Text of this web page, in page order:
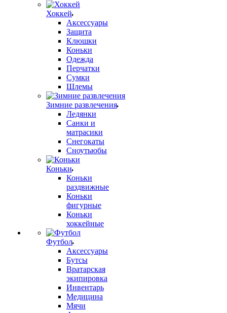
Хоккей
Аксессуары
Защита
Клюшки
Коньки
Одежда
Перчатки
Сумки
Шлемы
Зимние развлечения
Ледянки
Санки и
матрасики
Снегокаты
Сноутьюбы
Коньки
Коньки
раздвижные
Коньки
фигурные
Коньки
хоккейные
Футбол
Аксессуары
Бутсы
Вратарская
экипировка
Инвентарь
Медицина
Мячи